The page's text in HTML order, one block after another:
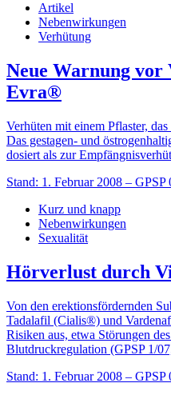
Artikel
Nebenwirkungen
Verhütung
Neue Warnung vor
Evra®
Verhüten mit einem Pflaster,
Das gestagen- und
dosiert als zur
Stand: 1. Februar 2008 – GPSP
Kurz und knapp
Nebenwirkungen
Sexualität
Hörverlust durch
Von den erektionsfördernden
Tadalafil (Cialis®) und
Risiken aus, etwa Störungen
Blutdruckregulation (GPSP 1/
Stand: 1. Februar 2008 – GPSP